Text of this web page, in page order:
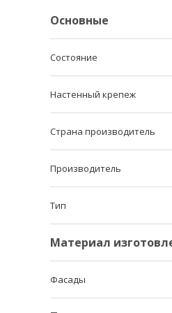
Основные
Состояние
Настенный крепеж
Страна производитель
Производитель
Тип
Материал
Фасады